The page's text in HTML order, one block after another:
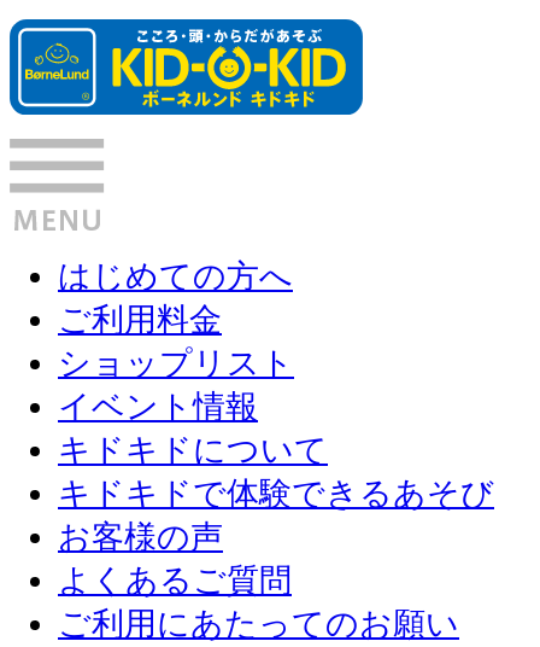
はじめての方へ
ご利用料金
ショップリスト
イベント情報
キドキドについて
キドキドで体験できるあそび
お客様の声
よくあるご質問
ご利用にあたってのお願い